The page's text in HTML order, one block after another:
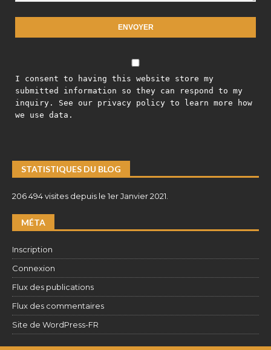
I consent to having this website store my
submitted information so they can respond to my
inquiry. See our privacy policy to learn more how
we use data.
STATISTIQUES DU BLOG
206 494 visites depuis le 1er Janvier 2021.
MÉTA
Inscription
Connexion
Flux des publications
Flux des commentaires
Site de WordPress-FR